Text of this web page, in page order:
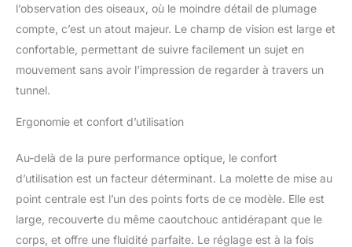
l’observation des oiseaux, où le moindre détail de plumage
compte, c’est un atout majeur. Le champ de vision est large et
confortable, permettant de suivre facilement un sujet en
mouvement sans avoir l’impression de regarder à travers un
tunnel.
Ergonomie et confort d’utilisation
Au-delà de la pure performance optique, le confort
d’utilisation est un facteur déterminant. La molette de mise au
point centrale est l’un des points forts de ce modèle. Elle est
large, recouverte du même caoutchouc antidérapant que le
corps, et offre une fluidité parfaite. Le réglage est à la fois